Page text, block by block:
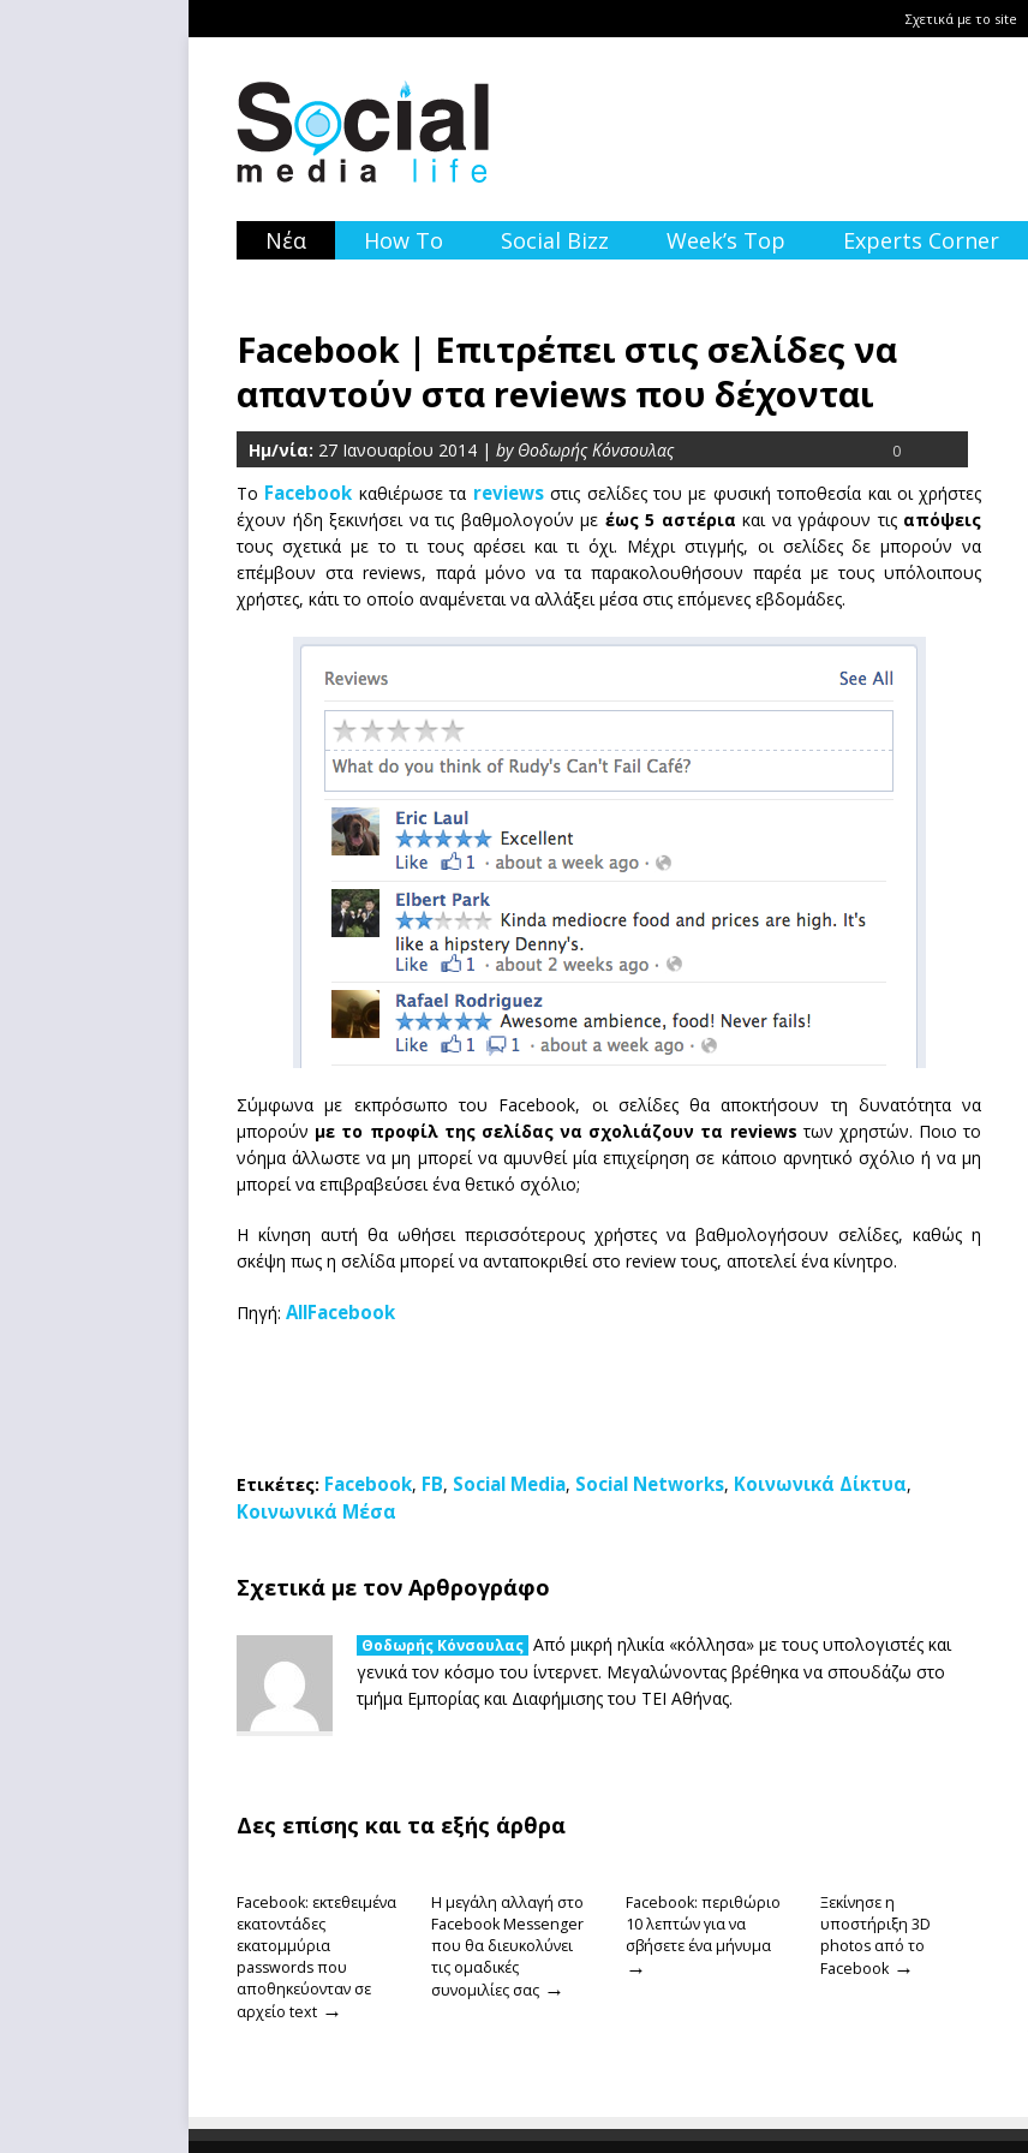
Σχετικά με το site
Νέα How To Social Bizz Week’s Top Experts Corner
Facebook | Επιτρέπει στις σελίδες να
απαντούν στα reviews που δέχονται
Ημ/νία: 27 Ιανουαρίου 2014 | by Θοδωρής Κόνσουλας 0
Το Facebook καθιέρωσε τα reviewsστις σελίδες του με φυσική τοποθεσία και οι χρήστες
έχουν ήδη ξεκινήσει να τις βαθμολογούν με έως 5 αστέρια και να γράφουν τις απόψεις
τους σχετικά με το τι τους αρέσει και τι όχι. Μέχρι στιγμής, οι σελίδες δε μπορούν να
επέμβουν στα reviews, παρά μόνο να τα παρακολουθήσουν παρέα με τους υπόλοιπους
χρήστες, κάτι το οποίο αναμένεται να αλλάξει μέσα στις επόμενες εβδομάδες.
Σύμφωνα με εκπρόσωπο του Facebook, οι σελίδες θα αποκτήσουν τη δυνατότητα να
μπορούν με το προφίλ της σελίδας να σχολιάζουν τα reviews των χρηστών. Ποιο το
νόημα άλλωστε να μη μπορεί να αμυνθεί μία επιχείρηση σε κάποιο αρνητικό σχόλιο ή να μη
μπορεί να επιβραβεύσει ένα θετικό σχόλιο;
Η κίνηση αυτή θα ωθήσει περισσότερους χρήστες να βαθμολογήσουν σελίδες, καθώς η
σκέψη πως η σελίδα μπορεί να ανταποκριθεί στο review τους, αποτελεί ένα κίνητρο.
Πηγή: AllFacebook
Ετικέτες: Facebook, FB, Social Media, Social Networks, Κοινωνικά Δίκτυα,
Κοινωνικά Μέσα
Σχετικά με τον Αρθρογράφο
Θοδωρής Κόνσουλας Από μικρή ηλικία «κόλλησα» με τους υπολογιστές και
γενικά τον κόσμο του ίντερνετ. Μεγαλώνοντας βρέθηκα να σπουδάζω στο
τμήμα Εμπορίας και Διαφήμισης του ΤΕΙ Αθήνας.
Δες επίσης και τα εξής άρθρα
Facebook: εκτεθειμένα
εκατοντάδες
εκατομμύρια
passwords που
αποθηκεύονταν σε
αρχείο text →
Η μεγάλη αλλαγή στο
Facebook Messenger
που θα διευκολύνει
τις ομαδικές
συνομιλίες σας →
Facebook: περιθώριο
10 λεπτών για να
σβήσετε ένα μήνυμα
→
Ξεκίνησε η
υποστήριξη 3D
photos από το
Facebook →